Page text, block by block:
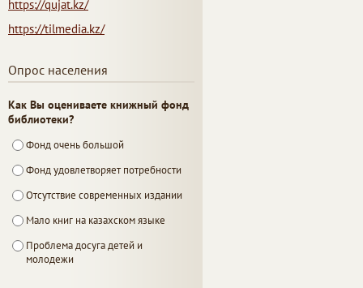
https://qujat.kz/
https://tilmedia.kz/
Опрос населения
Как Вы оцениваете книжный фонд
библиотеки?
Фонд очень большой
Фонд удовлетворяет потребности
Отсутствие современных издании
Мало книг на казахском языке
Проблема досуга детей и
молодежи